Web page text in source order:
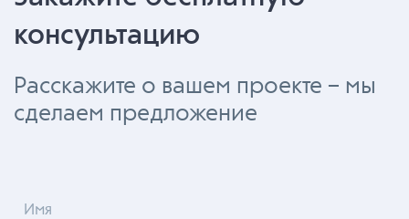
консультацию
Расскажите о вашем проекте – мы
сделаем предложение
Имя